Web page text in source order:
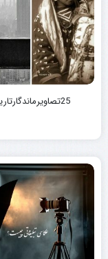
25تصاویرماندگارتاریخ